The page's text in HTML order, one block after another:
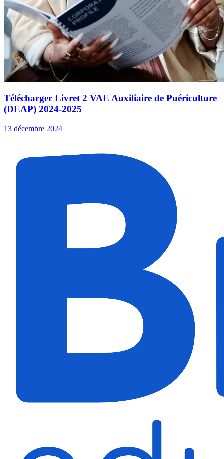
Télécharger Livret 2 VAE Auxiliaire de Puériculture
(DEAP) 2024-2025
13 décembre 2024